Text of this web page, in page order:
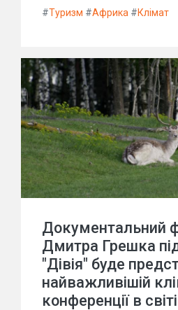
#Туризм #Африка #Клімат
Документальний
Дмитра Грешка
"Дівія" буде
найважливішій
конференції в